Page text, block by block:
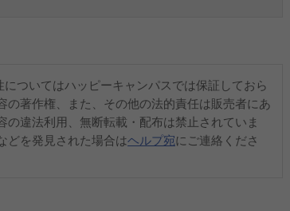
についてはハッピーキャンパスでは保証しておら
の著作権、また、その他の法的責任は販売者にあ
の違法利用、無断転載・配布は禁止されていま
どを発見された場合はヘルプ宛にご連絡くださ